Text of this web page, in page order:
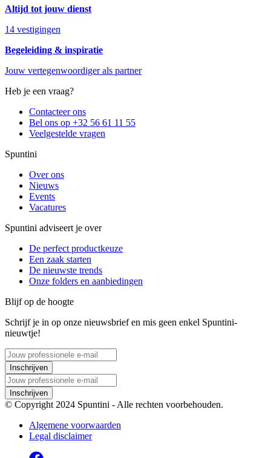
Altijd tot jouw dienst
14 vestigingen
Begeleiding & inspiratie
Jouw vertegenwoordiger als partner
Heb je een vraag?
Contacteer ons
Bel ons op +32 56 61 11 55
Veelgestelde vragen
Spuntini
Over ons
Nieuws
Events
Vacatures
Spuntini adviseert je over
De perfect productkeuze
Een zaak starten
De nieuwste trends
Onze folders en aanbiedingen
Blijf op de hoogte
Schrijf je in op onze nieuwsbrief en mis geen enkel Spuntini-
nieuwtje!
Inschrijven
Inschrijven
© Copyright 2024 Spuntini - Alle rechten voorbehouden.
Algemene voorwaarden
Legal disclaimer